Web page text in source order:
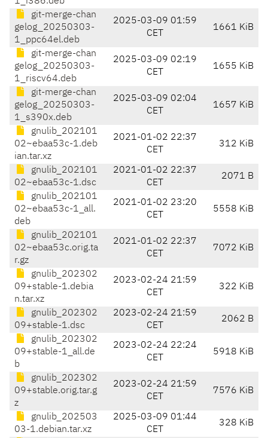
git-merge-chan
gelog_20250303-
1_ppc64el.deb
2025-03-09 01:59
CET
1661 KiB
git-merge-chan
gelog_20250303-
1_riscv64.deb
2025-03-09 02:19
CET
1655 KiB
git-merge-chan
gelog_20250303-
1_s390x.deb
2025-03-09 02:04
CET
1657 KiB
gnulib_202101
02~ebaa53c-1.deb
ian.tar.xz
2021-01-02 22:37
CET
312 KiB
gnulib_202101
02~ebaa53c-1.dsc
2021-01-02 22:37
CET
2071 B
gnulib_202101
02~ebaa53c-1_all.
deb
2021-01-02 23:20
CET
5558 KiB
gnulib_202101
02~ebaa53c.orig.ta
r.gz
2021-01-02 22:37
CET
7072 KiB
gnulib_202302
09+stable-1.debia
n.tar.xz
2023-02-24 21:59
CET
322 KiB
gnulib_202302
09+stable-1.dsc
2023-02-24 21:59
CET
2062 B
gnulib_202302
09+stable-1_all.de
b
2023-02-24 22:24
CET
5918 KiB
gnulib_202302
09+stable.orig.tar.g
z
2023-02-24 21:59
CET
7576 KiB
gnulib_202503
03-1.debian.tar.xz
2025-03-09 01:44
CET
328 KiB